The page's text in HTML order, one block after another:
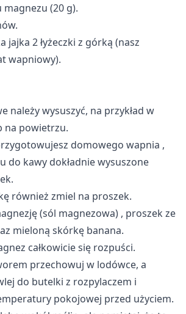
magnezu (20 g).
jajka 2 łyżeczki z górką (nasz
wapniowy).
należy wysuszyć, na przykład w
na powietrzu.
domowego wapnia ,
do kawy dokładnie wysuszone
również zmiel na proszek.
(sól magnezowa) , proszek ze
mieloną skórkę banana.
całkowicie się rozpuści.
przechowuj w lodówce, a
do butelki z rozpylaczem i
pokojowej przed użyciem.